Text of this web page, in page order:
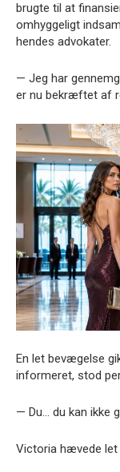
brugte til at
omhyggeligt
hendes advokater.
— Jeg har
er nu bekræftet af
En let bevægelse
informeret, stod
— Du… du kan ikke
Victoria hævede let